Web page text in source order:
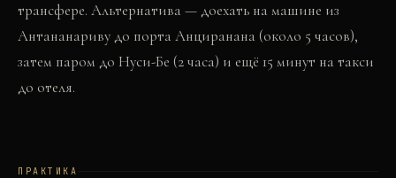
трансфере. Альтернатива — доехать на машине из
Антананариву до порта Анциранана (около 5 часов),
затем паром до Нуси-Бе (2 часа) и ещё 15 минут на такси
до отеля.
ПРАКТИКА